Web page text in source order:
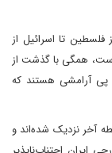
تا اسرائیل از
همگی با گذشت از
پی آرامشی هستند که
آخر نزدیک شده‌اند و